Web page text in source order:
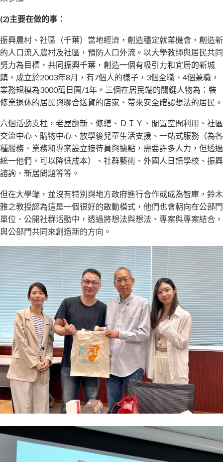
(2)主要在做的事：
振興農村、社區（千葉）當地經濟，創造穩定就業機會，創造新
的人口流入農村及社區，預防人口外流。以大學教師與居民共同
努力為目標，共同振興千葉，創造一個有吸引力和宜居的新城
鎮，成立於2003年8月，有7個人的樣子，3個全職、4個兼職，
業務規模為3000萬日圓/1年。三個在居民端的關鍵人物為：裝
修業退休的居民與聯合送貨的店家、帶來安全確認想法的居民。
六個活動支柱，老屋翻新、修繕、ＤＩＹ、閒置空間利用、社區
交流中心、購物中心、放學後兒童生活支援、一站式服務（為各
種服務、業務和專案設立接待員與據點，需要許多人力，但透過
統一他們，可以降低成本）、社群藝術、外國人日語學校、振興
諮詢、新居問題等等。
但在大學端，並沒有特別與地方政府進行合作或成為智庫，鈴木
雅之教授認為這是一個很好的啟動模式，他們也會朝向在公部門
單位、公開社群活動中，透過將想法與想法、專案與專案結合，
與公部門共同來創造新的方向。